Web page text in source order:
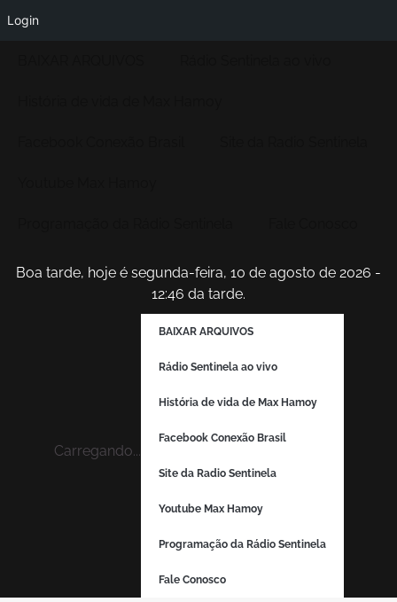
Boa tarde, hoje é segunda-feira, 10 de agosto de 2026 -
12:47 da tarde.
Carregando...
BAIXAR ARQUIVOS
Rádio Sentinela ao vivo
História de vida de Max Hamoy
Facebook Conexão Brasil
Site da Radio Sentinela
Youtube Max Hamoy
Programação da Rádio Sentinela
Fale Conosco
Login